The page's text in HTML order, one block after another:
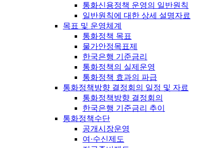
통화신용정책 운영의 일반원칙
일반원칙에 대한 상세 설명자료
목표 및 운영체계
통화정책 목표
물가안정목표제
한국은행 기준금리
통화정책의 실제운영
통화정책 효과의 파급
통화정책방향 결정회의 일정 및 자료
통화정책방향 결정회의
한국은행 기준금리 추이
통화정책수단
공개시장운영
여·수신제도